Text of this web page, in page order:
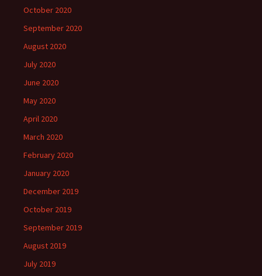
October 2020
September 2020
August 2020
July 2020
June 2020
May 2020
April 2020
March 2020
February 2020
January 2020
December 2019
October 2019
September 2019
August 2019
July 2019